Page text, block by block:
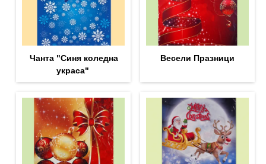
Чанта "Синя коледна
украса"
Весели Празници